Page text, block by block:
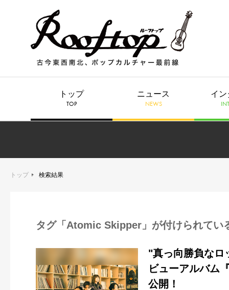
トップ
TOP
ニュース
NEWS
イン
トップ 検索結果
タグ「Atomic Skipper」が付けられてい
"真っ向勝負な
ビューアルバム
公開！